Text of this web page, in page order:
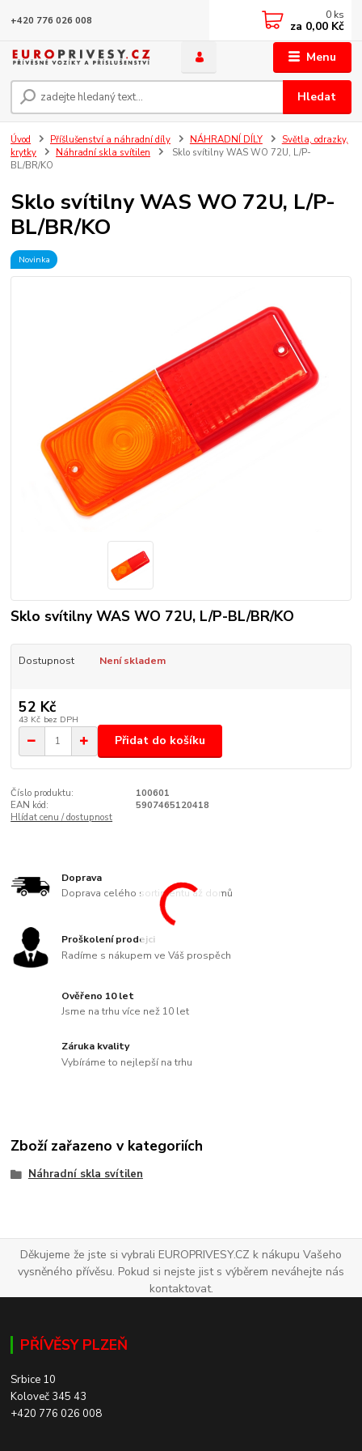
Menu
Hledat
+420 776 026 008 0 ks
za 0,00 Kč
Úvod Příšlušenství a náhradní díly NÁHRADNÍ DÍLY
Světla, odrazky,
krytky
Náhradní skla svítilen
Sklo svítilny WAS WO 72U, L/P-
BL/BR/KO
Sklo svítilny WAS WO 72U, L/P-
BL/BR/KO
Novinka
Sklo svítilny WAS WO 72U, L/P-BL/BR/KO
Dostupnost Není skladem
52 Kč
43 Kč bez DPH
Přidat do košíku
Číslo produktu:
100601
EAN kód:
5907465120418
Hlídat cenu / dostupnost
Doprava
Doprava celého sortimentu až domů
Proškolení prodejci
Radíme s nákupem ve Váš prospěch
Ověřeno 10 let
Jsme na trhu více než 10 let
Záruka kvality
Vybíráme to nejlepší na trhu
Zboží zařazeno v kategoriích
Náhradní skla svítilen
Děkujeme že jste si vybrali EUROPRIVESY.CZ k nákupu Vašeho
vysněného přívěsu. Pokud si nejste jist s výběrem neváhejte nás
kontaktovat.
PŘÍVĚSY PLZEŇ
Srbice 10
Koloveč 345 43
+420 776 026 008